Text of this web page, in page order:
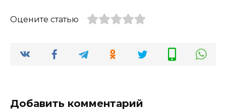
Оцените статью
Добавить комментарий